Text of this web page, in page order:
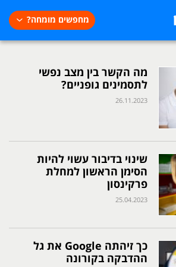
מחפשים מומחה?
מה הקשר בין מצב נפשי
לתסמינים גופניים?
26.11.2023
שינוי בדיבור עשוי להיות
הסימן הראשון למחלת
פרקינסון
25.04.2023
כך זיהתה Google את גל
ההדבקה בקורונה